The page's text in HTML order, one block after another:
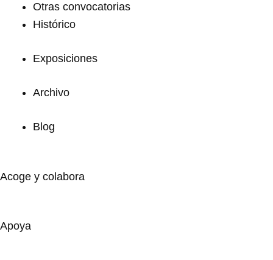
Otras convocatorias
Histórico
Exposiciones
Archivo
Blog
Acoge y colabora
Apoya